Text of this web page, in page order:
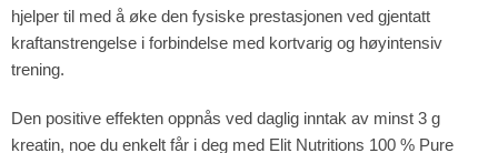
hjelper til med å øke den fysiske prestasjonen ved gjentatt
kraftanstrengelse i forbindelse med kortvarig og høyintensiv
trening.
Den positive effekten oppnås ved daglig inntak av minst 3 g
kreatin, noe du enkelt får i deg med Elit Nutritions 100 % Pure